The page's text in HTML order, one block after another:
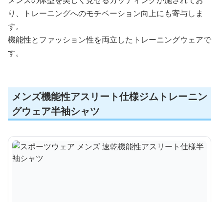
り、トレーニングへのモチベーション向上にも寄与しま
す。
機能性とファッション性を両立したトレーニングウェアで
す。
メンズ機能性アスリート仕様ジムトレーニン
グウェア半袖シャツ